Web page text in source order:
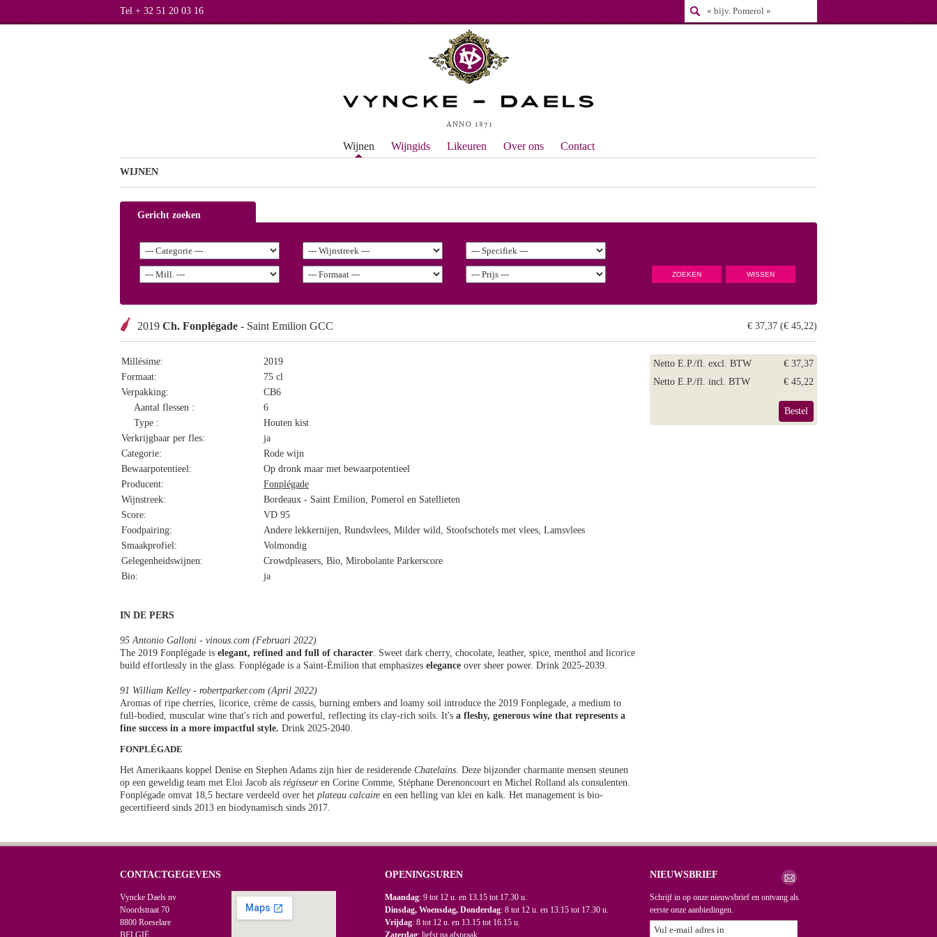
Tel + 32 51 20 03 16
Wijnen Wijngids Likeuren Over ons Contact
WIJNEN
Gericht zoeken
2019 Ch. Fonplégade - Saint Emilion GCC € 37,37 (€ 45,22)
Millésime:
2019
Formaat:
75 cl
Verpakking:
CB6
Aantal flessen :
6
Type :
Houten kist
Verkrijgbaar per fles:
ja
Categorie:
Rode wijn
Bewaarpotentieel:
Op dronk maar met bewaarpotentieel
Producent:
Fonplégade
Wijnstreek:
Bordeaux - Saint Emilion, Pomerol en Satellieten
Score:
VD 95
Foodpairing:
Andere lekkernijen, Rundsvlees, Milder wild, Stoofschotels met vlees, Lamsvlees
Smaakprofiel:
Volmondig
Gelegenheidswijnen:
Crowdpleasers, Bio, Mirobolante Parkerscore
Bio:
ja
Netto E.P./fl. excl. BTW
€ 37,37
Netto E.P./fl. incl. BTW
€ 45,22
Bestel
IN DE PERS
95 Antonio Galloni - vinous.com (Februari 2022)
The 2019 Fonplégade is elegant, refined and full of character. Sweet dark cherry, chocolate, leather, spice, menthol and licorice
build effortlessly in the glass. Fonplégade is a Saint-Émilion that emphasizes elegance over sheer power. Drink 2025-2039.
91 William Kelley - robertparker.com (April 2022)
Aromas of ripe cherries, licorice, crème de cassis, burning embers and loamy soil introduce the 2019 Fonplegade, a medium to
full-bodied, muscular wine that's rich and powerful, reflecting its clay-rich soils. It's a fleshy, generous wine that represents a
fine success in a more impactful style. Drink 2025-2040.
FONPLÉGADE
Het Amerikaans koppel Denise en Stephen Adams zijn hier de residerende Chatelains. Deze bijzonder charmante mensen steunen
op een geweldig team met Eloi Jacob als régisseuren Corine Comme, Stéphane Derenoncourt en Michel Rolland als consulenten.
Fonplégade omvat 18,5 hectare verdeeld over het plateau calcaire en een helling van klei en kalk. Het management is bio-
gecertifieerd sinds 2013 en biodynamisch sinds 2017.
CONTACTGEGEVENS
Vyncke Daels nv
Noordstraat 70
8800 Roeselare
BELGIË
OPENINGSUREN
Maandag: 9 tot 12 u. en 13.15 tot 17.30 u.
Dinsdag, Woensdag, Donderdag: 8 tot 12 u. en 13.15 tot 17.30 u.
Vrijdag: 8 tot 12 u. en 13.15 tot 16.15 u.
Zaterdag: liefst na afspraak
NIEUWSBRIEF
Schrijf in op onze nieuwsbrief en ontvang als
eerste onze aanbiedingen.